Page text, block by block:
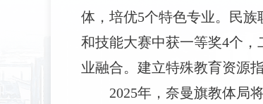
体，培优5个特色专业。民
和技能大赛中获一等奖4个
业融合。建立特殊教育资源
2025年，奈曼旗教体局